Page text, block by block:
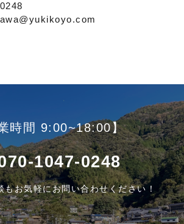
業時間 9:00~18:00】
1047-0248
もお気軽にお問い合わせください！